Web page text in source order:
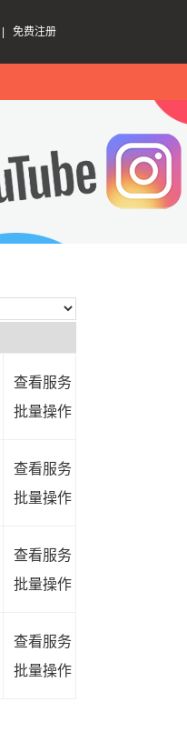
免费注册
查看服务
批量操作
查看服务
批量操作
查看服务
批量操作
查看服务
批量操作